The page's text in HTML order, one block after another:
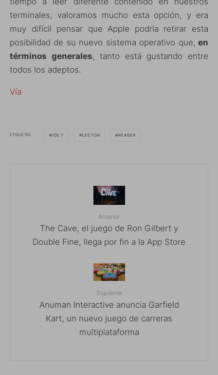
terminales, valoramos mucho esta opción, y era
muy difícil pensar que Apple podría retirar esta
posibilidad de su nuevo sistema operativo que, en
términos generales, tanto está gustando entre
todos los adeptos.
Vía
ETIQUETAS IOS 7 LECTOR READER
Anterior
The Cave, el juego de Ron Gilbert y
Double Fine, llega por fin a la App Store
Siguiente
Anuman Interactive anuncia Garfield
Kart, un nuevo juego de carreras
multiplataforma